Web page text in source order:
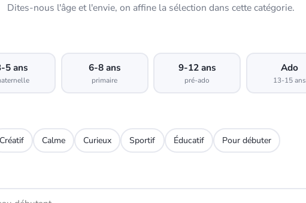
Dites-nous l'âge et l'envie, on affine la sélection dans cette catégorie.
5 ans 6-8 ans
primaire
9-12 ans
pré-ado
Ado
13-15 ans
Créatif Calme Curieux Sportif Éducatif Pour débuter